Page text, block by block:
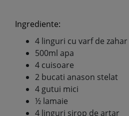
Ingrediente:
4 linguri cu varf de zahar
500ml apa
4 cuisoare
2 bucati anason stelat
4 gutui mici
½ lamaie
4 linguri sirop de artar